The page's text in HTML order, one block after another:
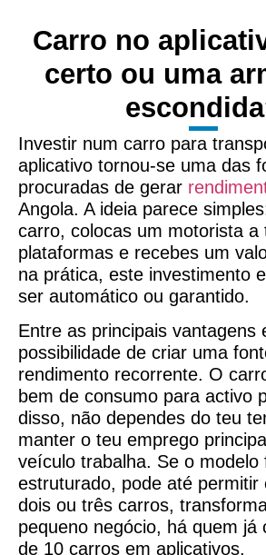
Carro no
certo ou uma
Investir num carro para
aplicativo tornou-se uma das
procuradas de gerar
Angola. A ideia parece
carro, colocas um motorista a
plataformas e recebes um
na prática, este investimento
ser automático ou garantido.
Entre as principais vantagens
possibilidade de criar uma
rendimento recorrente. O
bem de consumo para activo
disso, não dependes do teu
manter o teu emprego
veículo trabalha. Se o modelo
estruturado, pode até permitir
dois ou três carros,
pequeno negócio, há quem já
de 10 carros em aplicativos.